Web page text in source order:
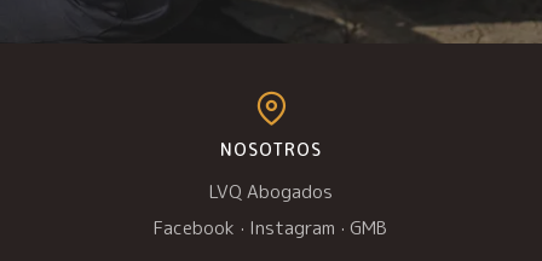
NOSOTROS
LVQ Abogados
Facebook · Instagram · GMB